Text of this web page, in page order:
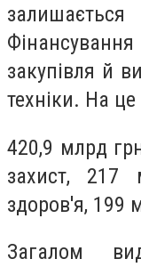
закупівля й
техніки. На
420,9 млрд
захист,
здоров'я, 199
Загалом